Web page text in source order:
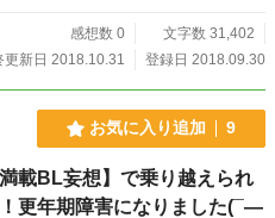
いです。 ※表紙絵は松丹子様
かなる場合も引用・転載等の行為はな
感想数 0
文字数 31,402
更新日 2018.10.31
登録日 2018.09.30
お気に入り追加 9
載BL妄想】で乗り越えられ
更年期障害になりました(¯―